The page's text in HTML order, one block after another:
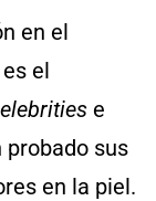
en el
el
e
probado sus
en la piel.